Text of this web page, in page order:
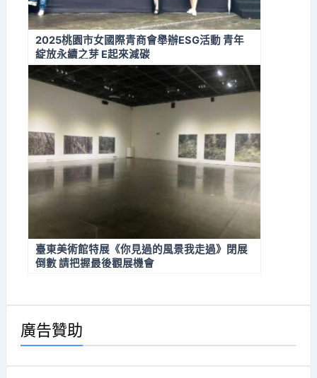
2025桃園市女國際青商會舉辦ESG活動 青年
綻放永續之芽 E起來減碳
臺東美術館特展《你見過的風景我走過》閉展
倒數 請把握最後觀展機會
廣告贊助